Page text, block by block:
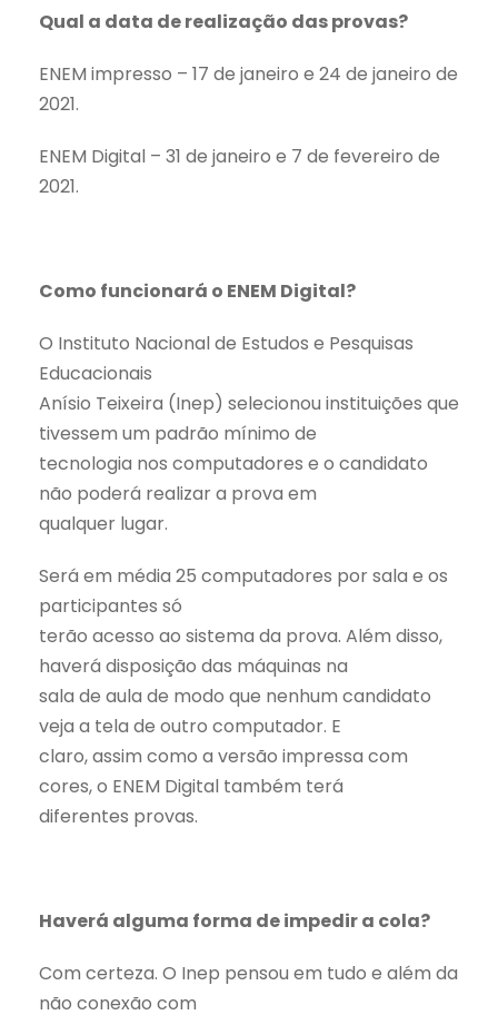
Qual a data de realização das provas?
ENEM impresso – 17 de janeiro e 24 de janeiro de
2021.
ENEM Digital – 31 de janeiro e 7 de fevereiro de
2021.
Como funcionará o ENEM Digital?
O Instituto Nacional de Estudos e Pesquisas
Educacionais
Anísio Teixeira (Inep) selecionou instituições que
tivessem um padrão mínimo de
tecnologia nos computadores e o candidato
não poderá realizar a prova em
qualquer lugar.
Será em média 25 computadores por sala e os
participantes só
terão acesso ao sistema da prova. Além disso,
haverá disposição das máquinas na
sala de aula de modo que nenhum candidato
veja a tela de outro computador. E
claro, assim como a versão impressa com
cores, o ENEM Digital também terá
diferentes provas.
Haverá alguma forma de impedir a cola?
Com certeza. O Inep pensou em tudo e além da
não conexão com